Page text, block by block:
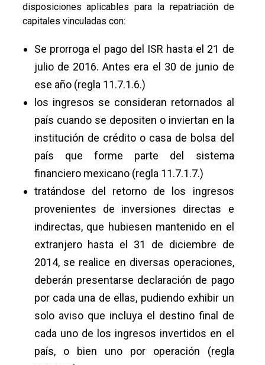
disposiciones aplicables para la repatriación de
capitales vinculadas con:
Se prorroga el pago del ISR hasta el 21 de
julio de 2016. Antes era el 30 de junio de
ese año (regla 11.7.1.6.)
los ingresos se consideran retornados al
país cuando se depositen o inviertan en la
institución de crédito o casa de bolsa del
país que forme parte del sistema
financiero mexicano (regla 11.7.1.7.)
tratándose del retorno de los ingresos
provenientes de inversiones directas e
indirectas, que hubiesen mantenido en el
extranjero hasta el 31 de diciembre de
2014, se realice en diversas operaciones,
deberán presentarse declaración de pago
por cada una de ellas, pudiendo exhibir un
solo aviso que incluya el destino final de
cada uno de los ingresos invertidos en el
país, o bien uno por operación (regla